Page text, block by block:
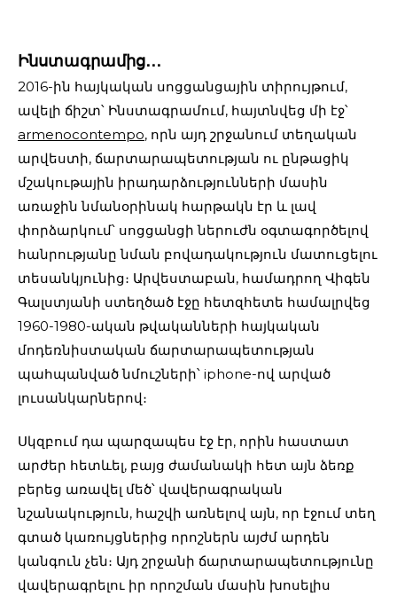
Ինստագրամից․․․
2016-ին հայկական սոցցանցային տիրույթում,
ավելի ճիշտ՝ Ինստագրամում, հայտնվեց մի էջ՝
armenocontempo, որն այդ շրջանում տեղական
արվեստի, ճարտարապետության ու ընթացիկ
մշակութային իրադարձությունների մասին
առաջին նմանօրինակ հարթակն էր և լավ
փորձարկում՝ սոցցանցի ներուժն օգտագործելով
հանրությանը նման բովադակություն մատուցելու
տեսանկյունից։ Արվեստաբան, համադրող Վիգեն
Գալստյանի ստեղծած էջը հետզհետե համալրվեց
1960-1980-ական թվականների հայկական
մոդեռնիստական ճարտարապետության
պահպանված նմուշների՝ iphone-ով արված
լուսանկարներով։
Սկզբում դա պարզապես էջ էր, որին հաստատ
արժեր հետևել, բայց ժամանակի հետ այն ձեռք
բերեց առավել մեծ՝ վավերագրական
նշանակություն, հաշվի առնելով այն, որ էջում տեղ
գտած կառույցներից որոշներն այժմ արդեն
կանգուն չեն։ Այդ շրջանի ճարտարապետությունը
վավերագրելու իր որոշման մասին խոսելիս